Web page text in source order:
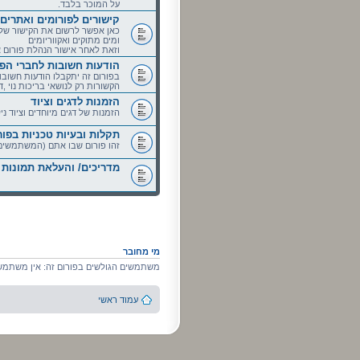
על המוכר בלבד.
קישורים לפורומים
כאן אפשר לרשום את הקישור של
ומים מתוקים ואקווריומים
וזאת לאחר אישור הנהלת פורום
הודעות חשובות לחברי
בפורום זה יתקבלו הודעות
הקשורות רק לנושאי בריכות נוי
הזמנות לדגים וציוד
הזמנות של דגים מיוחדים וציוד
תקלות ובעיות טכניות
זהו פורום שבו אתם
מדריכים/ והעלאת תמונות
מי מחובר
משתמשים הגולשים בפורום זה: אין
עמוד ראשי